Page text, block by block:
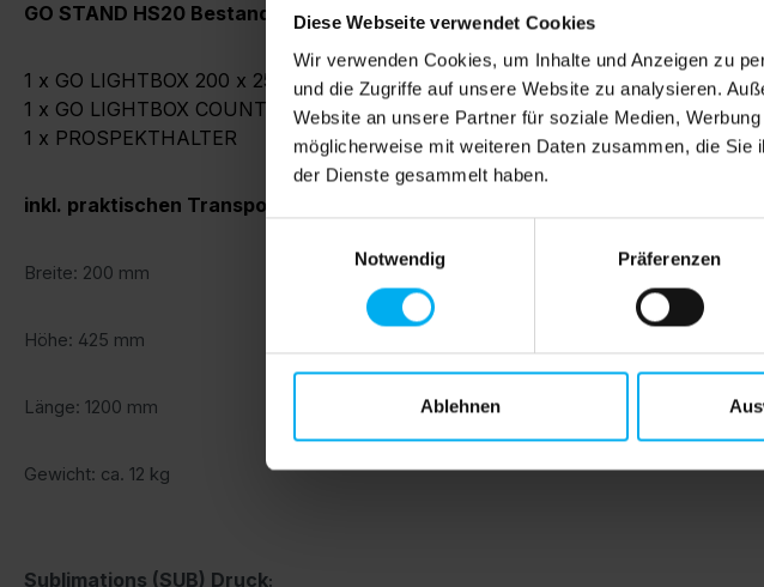
Diese Webseite verwendet Cookies
Wir verwenden Cookies, um Inhalte und Anzeigen zu
und die Zugriffe auf unsere Website zu analysieren.
Website an unsere Partner für soziale Medien,
möglicherweise mit weiteren Daten zusammen, die
der Dienste gesammelt haben.
Notwendig
Präferenzen
Ablehnen
GO STAND HS20 Bestandteile:
1 x GO LIGHTBOX 200 x 250cm
1 x GO LIGHTBOX COUNTER S 100 x 100 x 15cm(Erweiterungsset zum
1 x PROSPEKTHALTER
inkl. praktischen Transporttaschen
Breite: 200 mm
Höhe: 425 mm
Länge: 1200 mm
Gewicht: ca. 12 kg
Sublimations (SUB) Druck: